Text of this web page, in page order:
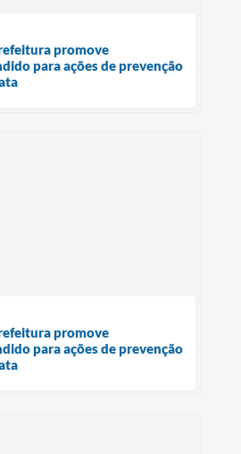
promove
para ações de prevenção
promove
para ações de prevenção